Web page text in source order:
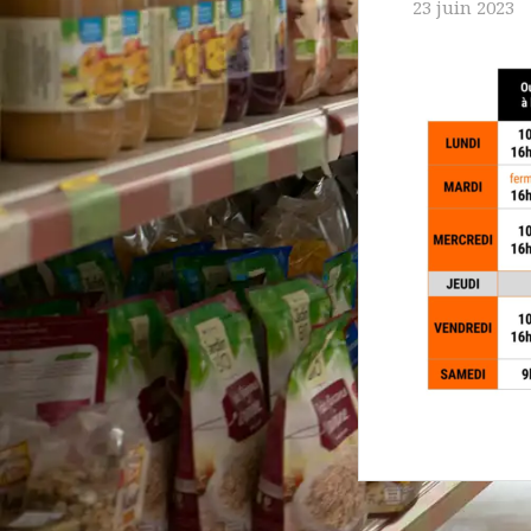
23 juin 2023